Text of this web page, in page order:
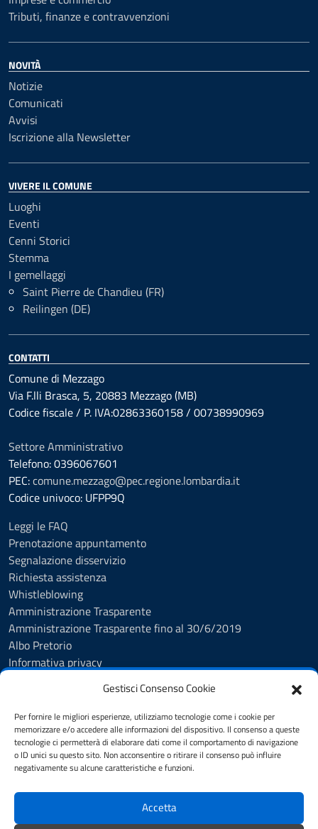
Gestisci Consenso Cookie
Per fornire le migliori esperienze, utilizziamo tecnologie come i cookie per
memorizzare e/o accedere alle informazioni del dispositivo. Il consenso a queste
tecnologie ci permetterà di elaborare dati come il comportamento di navigazione
o ID unici su questo sito. Non acconsentire o ritirare il consenso può influire
negativamente su alcune caratteristiche e funzioni.
Accetta
Tributi, finanze e contravvenzioni
NOVITÀ
Notizie
Comunicati
Avvisi
Iscrizione alla Newsletter
VIVERE IL COMUNE
Luoghi
Eventi
Cenni Storici
Stemma
I gemellaggi
Saint Pierre de Chandieu (FR)
Reilingen (DE)
CONTATTI
Comune di Mezzago
Via F.lli Brasca, 5, 20883 Mezzago (MB)
Codice fiscale / P. IVA:02863360158 / 00738990969
Settore Amministrativo
Telefono: 0396067601
PEC:comune.mezzago@pec.regione.lombardia.it
Codice univoco: UFPP9Q
Leggi le FAQ
Prenotazione appuntamento
Segnalazione disservizio
Richiesta assistenza
Whistleblowing
Amministrazione Trasparente
Amministrazione Trasparente fino al 30/6/2019
Albo Pretorio
Informativa privacy
Esercizio diritti interessati
Dichiarazione di accessibilità
Obiettivi di accessibilità
Note legali
Feedback